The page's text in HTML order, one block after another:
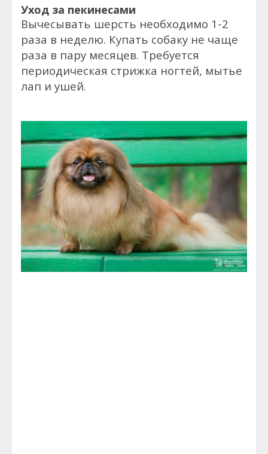
Уход за пекинесами
Вычесывать шерсть необходимо 1-2
раза в неделю. Купать собаку не чаще
раза в пару месяцев. Требуется
периодическая стрижка ногтей, мытье
лап и ушей.